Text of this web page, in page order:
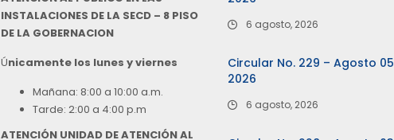
INSTALACIONES DE LA SECD – 8 PISO
DE LA GOBERNACION
Únicamente los lunes y viernes
Mañana: 8:00 a 10:00 a.m.
Tarde: 2:00 a 4:00 p.m
ATENCIÓN UNIDAD DE ATENCIÓN AL
6 agosto, 2026
Circular No. 229 – Agosto
2026
6 agosto, 2026